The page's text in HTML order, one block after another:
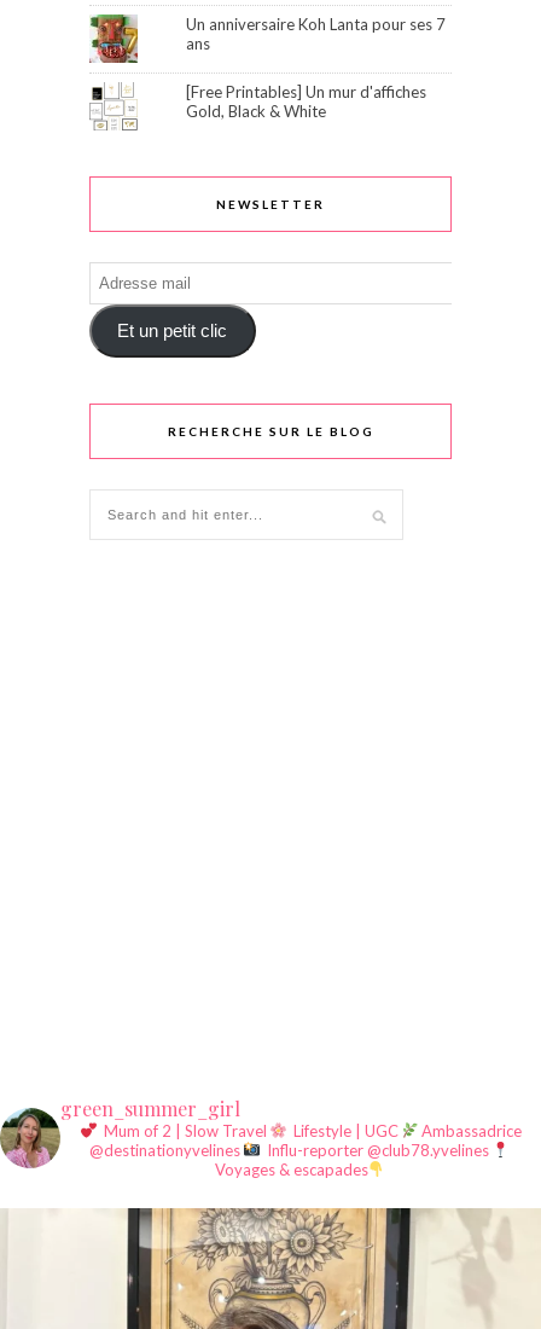
Un anniversaire Koh Lanta pour ses 7
ans
[Free Printables] Un mur d'affiches
Gold, Black & White
NEWSLETTER
Adresse
mail
Et un petit clic
RECHERCHE SUR LE BLOG
green_summer_girl
Mum of 2 | Slow Travel Lifestyle | UGC
Ambassadrice
@destinationyvelines
Influ-reporter @club78.yvelines
Voyages & escapades